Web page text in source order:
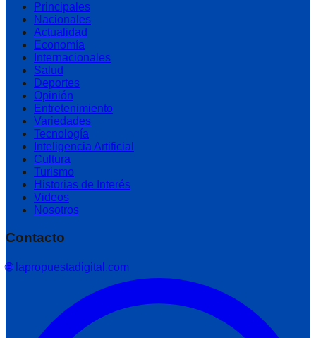
Principales
Nacionales
Actualidad
Economía
Internacionales
Salud
Deportes
Opinión
Entretenimiento
Variedades
Tecnología
Inteligencia Artificial
Cultura
Turismo
Historias de Interés
Videos
Nosotros
Contacto
🌐 lapropuestadigital.com